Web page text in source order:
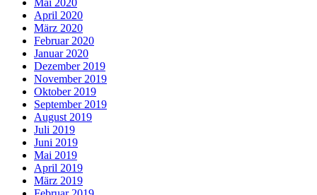
April 2020
März 2020
Februar 2020
Januar 2020
Dezember 2019
November 2019
Oktober 2019
September 2019
August 2019
Juli 2019
Juni 2019
Mai 2019
April 2019
März 2019